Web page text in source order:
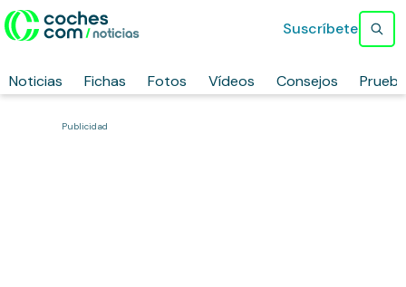
Noticias Fichas Fotos Vídeos Consejos
Suscríbete
Publicidad